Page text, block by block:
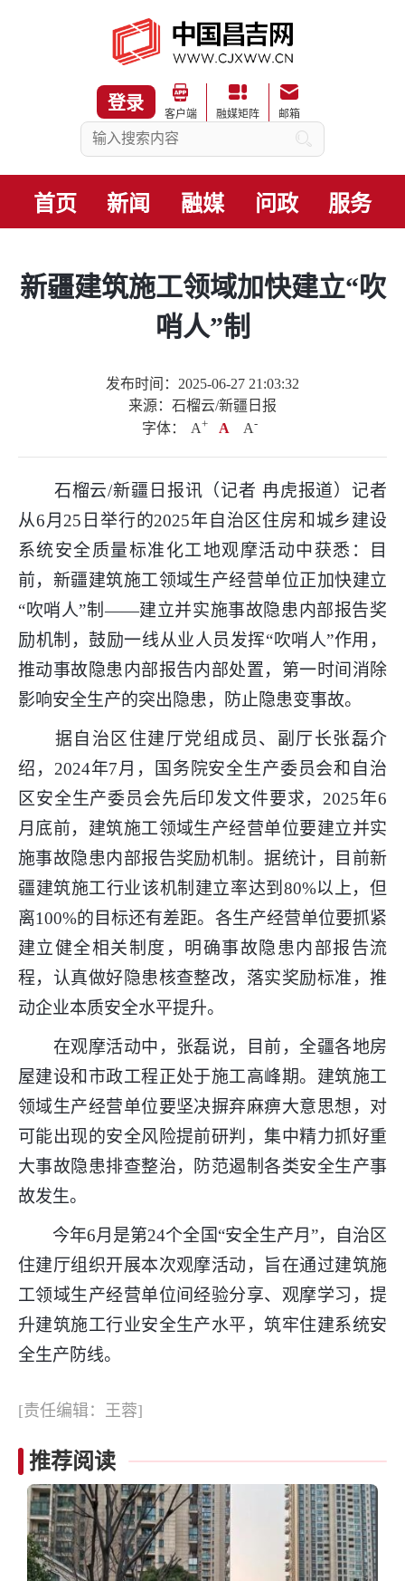
登录
客户端 融媒矩阵 邮箱
首页 新闻 融媒 问政 服务
新疆建筑施工领域加快建立“吹
哨人”制
发布时间：2025-06-27 21:03:32
来源：石榴云/新疆日报
字体：
A+ A A-
石榴云/新疆日报讯（记者 冉虎报道）记者
从6月25日举行的2025年自治区住房和城乡建设
系统安全质量标准化工地观摩活动中获悉：目
前，新疆建筑施工领域生产经营单位正加快建立
“吹哨人”制——建立并实施事故隐患内部报告奖
励机制，鼓励一线从业人员发挥“吹哨人”作用，
推动事故隐患内部报告内部处置，第一时间消除
影响安全生产的突出隐患，防止隐患变事故。
据自治区住建厅党组成员、副厅长张磊介
绍，2024年7月，国务院安全生产委员会和自治
区安全生产委员会先后印发文件要求，2025年6
月底前，建筑施工领域生产经营单位要建立并实
施事故隐患内部报告奖励机制。据统计，目前新
疆建筑施工行业该机制建立率达到80%以上，但
离100%的目标还有差距。各生产经营单位要抓紧
建立健全相关制度，明确事故隐患内部报告流
程，认真做好隐患核查整改，落实奖励标准，推
动企业本质安全水平提升。
在观摩活动中，张磊说，目前，全疆各地房
屋建设和市政工程正处于施工高峰期。建筑施工
领域生产经营单位要坚决摒弃麻痹大意思想，对
可能出现的安全风险提前研判，集中精力抓好重
大事故隐患排查整治，防范遏制各类安全生产事
故发生。
今年6月是第24个全国“安全生产月”，自治区
住建厅组织开展本次观摩活动，旨在通过建筑施
工领域生产经营单位间经验分享、观摩学习，提
升建筑施工行业安全生产水平，筑牢住建系统安
全生产防线。
[责任编辑：王蓉]
推荐阅读